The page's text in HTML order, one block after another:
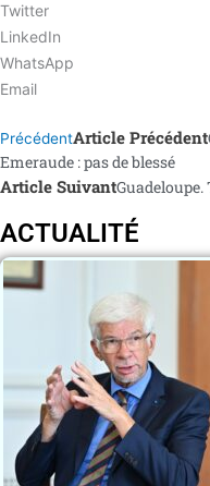
Twitter
LinkedIn
WhatsApp
Email
PrécédentArticle Précédent
Emeraude : pas de blessé
Article SuivantGuadeloupe.
ACTUALITÉ